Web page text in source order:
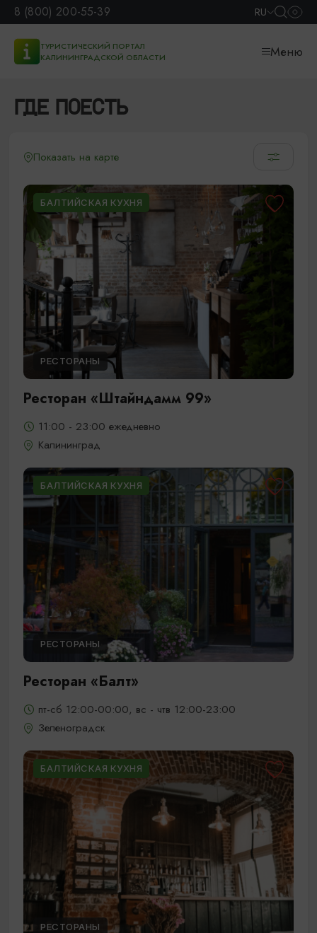
8 (800) 200-55-39 RU
ТУРИСТИЧЕСКИЙ ПОРТАЛ
КАЛИНИНГРАДСКОЙ ОБЛАСТИ
Меню
ГДЕ ПОЕСТЬ
Показать на карте
БАЛТИЙСКАЯ КУХНЯ
РЕСТОРАНЫ
Ресторан «Штайндамм 99»
11:00 - 23:00 ежедневно
Калининград
БАЛТИЙСКАЯ КУХНЯ
РЕСТОРАНЫ
Ресторан «Балт»
пт-сб 12:00-00:00, вс - чтв 12:00-23:00
Зеленоградск
БАЛТИЙСКАЯ КУХНЯ
РЕСТОРАНЫ